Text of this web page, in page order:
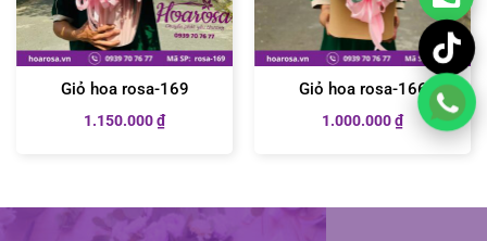
Giỏ hoa rosa-169
1.150.000₫
Giỏ hoa rosa-166
1.000.000₫